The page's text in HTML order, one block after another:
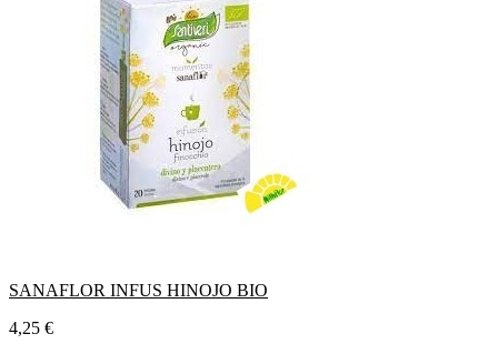
SANAFLOR INFUS HINOJO BIO
Precio
4,25 €